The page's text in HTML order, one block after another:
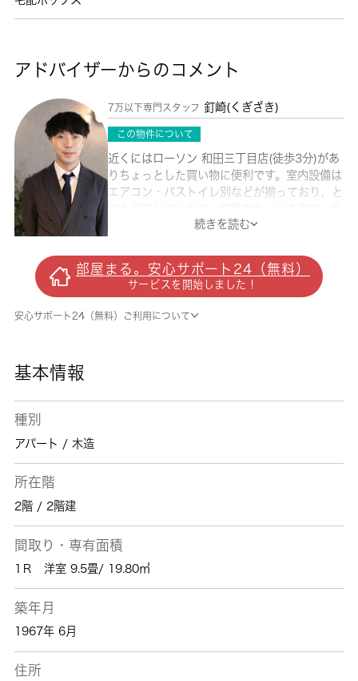
アドバイザーからのコメント
7万以下専門スタッフ 釘崎(くぎざき)
この物件について
近くにはローソン 和田三丁目店(徒歩3分)があ
りちょっとした買い物に便利です。室内設備は
エアコン・バストイレ別などが揃っており、と
イントやマイルが貯まりやすいですよ。2面採
なっております。上階の音を気にすることなく
生活できる最上階のお部屋です。新生活を始め
るためのお住まいを探すなら、当社にお任せ下
さい。初めての方でも安心していただけるよ
続きを読む
部屋まる。安心サポート24（無料）
サービスを開始しました！
安心サポート24（無料）ご利用について
基本情報
種別
アパート / 木造
所在階
2階 / 2階建
間取り・専有面積
1Ｒ 洋室 9.5畳/ 19.80㎡
築年月
1967年 6月
住所